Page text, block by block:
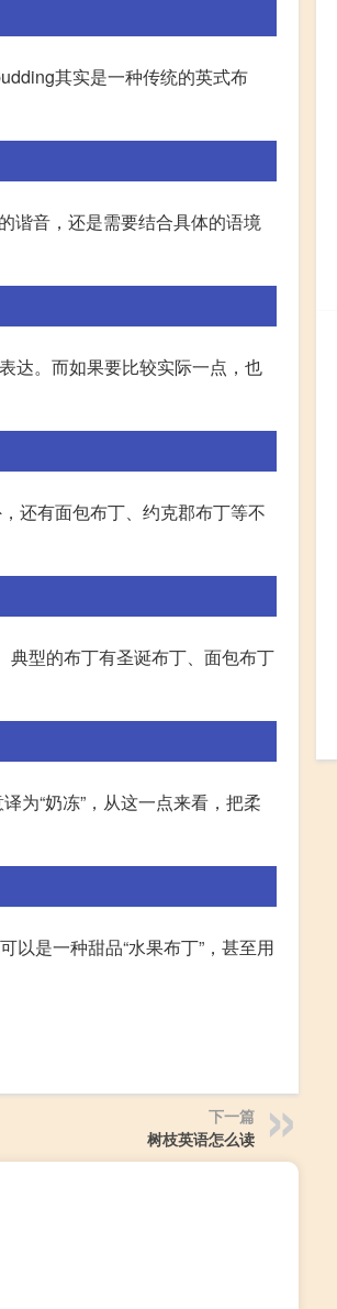
其实是一种传统的英式布
谐音，还是需要结合具体的语境
达。而如果要比较实际一点，也
还有面包布丁、约克郡布丁等不
典型的布丁有圣诞布丁、面包布丁
为“奶冻”，从这一点来看，把柔
以是一种甜品“水果布丁”，甚至用
下一篇
树枝英语怎么读